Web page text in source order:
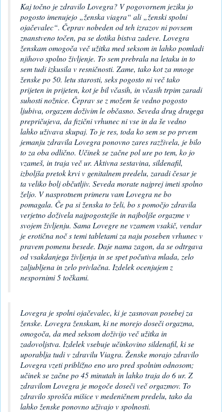
Kaj točno je zdravilo Lovegra? V pogovornem jeziku jo
pogosto imenujejo „ženska viagra“ ali „ženski spolni
ojačevalec“. Čeprav nobeden od teh izrazov ni povsem
znanstveno točen, pa se dotika bistva zadeve. Lovegra
ženskam omogoča več užitka med seksom in lahko pomladi
njihovo spolno življenje. To sem prebrala na letaku in to
sem tudi izkusila v resničnosti. Zame, tako kot za mnoge
ženske po 50. letu starosti, seks pogosto ni več tako
prijeten in prijeten, kot je bil včasih, in včasih trpim zaradi
suhosti nožnice. Čeprav se z možem še vedno pogosto
ljubiva, orgazem doživim le občasno. Seveda drug drugega
prepričujeva, da fizični vrhunec ni vse in da še vedno
lahko uživava skupaj. To je res, toda ko sem se po prvem
jemanju zdravila Lovegra ponovno zares razživela, je bilo
to za oba odlično. Učinek se začne pol ure po tem, ko jo
vzameš, in traja več ur. Aktivna sestavina, sildenafil,
izboljša pretok krvi v genitalnem predelu, zaradi česar je
ta veliko bolj občutljiv. Seveda morate najprej imeti spolno
željo. V nasprotnem primeru vam Lovegra ne bo
pomagala. Če pa si ženska to želi, bo s pomočjo zdravila
verjetno doživela najpogostejše in najboljše orgazme v
svojem življenju. Sama Lovegre ne vzamem vsakič, vendar
je erotična noč s temi tabletami za naju poseben vrhunec v
pravem pomenu besede. Daje nama zagon, da se odtrgava
od vsakdanjega življenja in se spet počutiva mlada, zelo
zaljubljena in zelo privlačna. Izdelek ocenjujem z
nespornimi 5 točkami.
Lovegra je spolni ojačevalec, ki je zasnovan posebej za
ženske. Lovegra ženskam, ki ne morejo doseči orgazma,
omogoča, da med seksom doživijo več užitka in
zadovoljstva. Izdelek vsebuje učinkovino sildenafil, ki se
uporablja tudi v zdravilu Viagra. Ženske morajo zdravilo
Lovegra vzeti približno eno uro pred spolnim odnosom;
učinek se začne po 45 minutah in lahko traja do 6 ur. Z
zdravilom Lovegra je mogoče doseči več orgazmov. To
zdravilo sprošča mišice v medeničnem predelu, tako da
lahko ženske ponovno uživajo v spolnosti.